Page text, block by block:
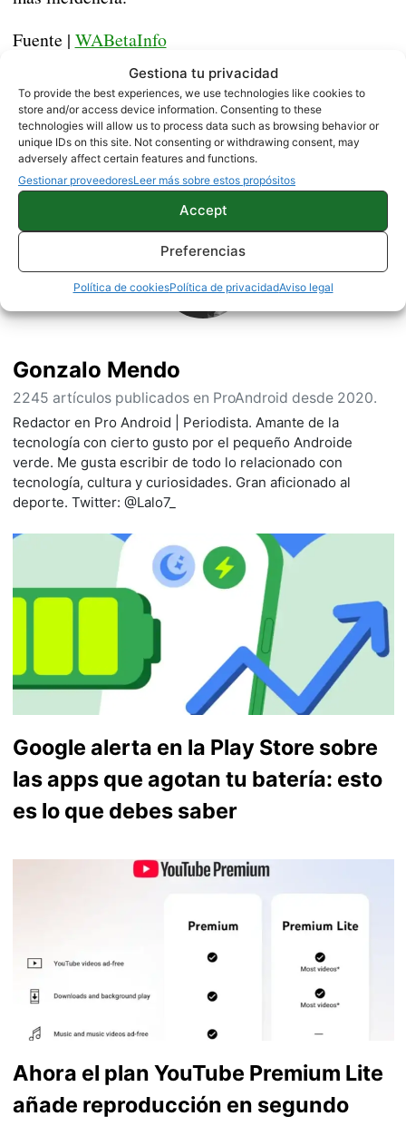
Gestiona tu privacidad
To provide the best experiences, we use technologies like cookies to
store and/or access device information. Consenting to these
technologies will allow us to process data such as browsing behavior or
unique IDs on this site. Not consenting or withdrawing consent, may
adversely affect certain features and functions.
Gestionar proveedoresLeer más sobre estos propósitos
Accept
Preferencias
Política de cookiesPolítica de privacidadAviso legal
Fuente | WABetaInfo
APPS MENSAJERÍA INSTANTÁNEA
Sobre este autor
Gonzalo Mendo
2245 artículos publicados en ProAndroid desde 2020.
Redactor en Pro Android | Periodista. Amante de la
tecnología con cierto gusto por el pequeño Androide
verde. Me gusta escribir de todo lo relacionado con
tecnología, cultura y curiosidades. Gran aficionado al
deporte. Twitter: @Lalo7_
Google alerta en la Play Store sobre
las apps que agotan tu batería: esto
es lo que debes saber
Ahora el plan YouTube Premium Lite
añade reproducción en segundo